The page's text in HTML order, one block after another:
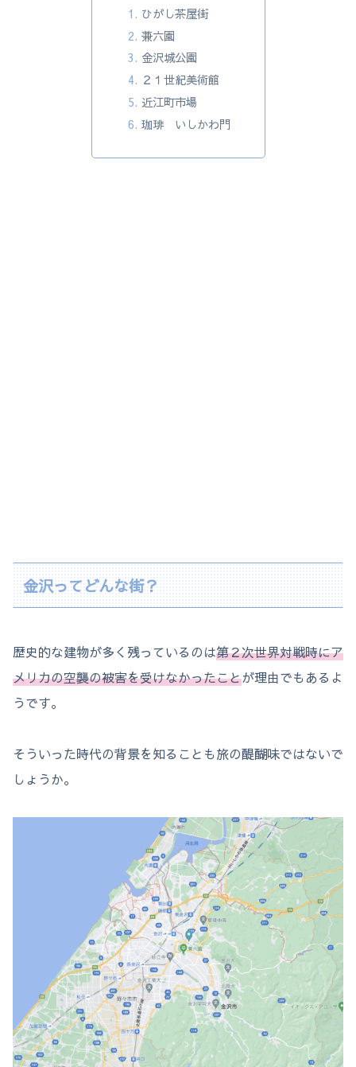
ひがし茶屋街
兼六園
金沢城公園
２１世紀美術館
近江町市場
珈琲 いしかわ門
金沢ってどんな街？
歴史的な建物が多く残っているのは第２次世界対戦時にア
メリカの空襲の被害を受けなかったことが理由でもあるよ
うです。
そういった時代の背景を知ることも旅の醍醐味ではないで
しょうか。